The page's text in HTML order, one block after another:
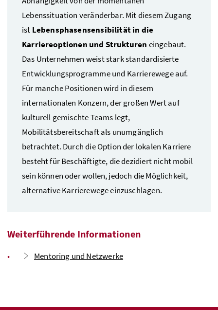
Lebenssituation veränderbar. Mit diesem Zugang
ist Lebensphasensensibilität in die
Karriereoptionen und Strukturen eingebaut.
Das Unternehmen weist stark standardisierte
Entwicklungsprogramme und Karrierewege auf.
Für manche Positionen wird in diesem
internationalen Konzern, der großen Wert auf
kulturell gemischte Teams legt,
Mobilitätsbereitschaft als unumgänglich
betrachtet. Durch die Option der lokalen Karriere
besteht für Beschäftigte, die dezidiert nicht mobil
sein können oder wollen, jedoch die Möglichkeit,
alternative Karrierewege einzuschlagen.
Weiterführende Informationen
Mentoring und Netzwerke